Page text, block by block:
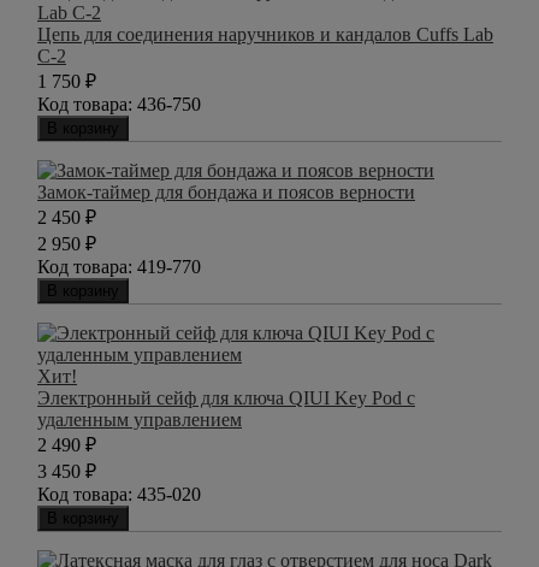
Цепь для соединения наручников и кандалов Cuffs Lab
C-2
1 750 ₽
Код товара: 436-750
В корзину
Замок-таймер для бондажа и поясов верности
2 450 ₽
2 950 ₽
Код товара: 419-770
В корзину
Хит!
Электронный сейф для ключа QIUI Key Pod с
удаленным управлением
2 490 ₽
3 450 ₽
Код товара: 435-020
В корзину